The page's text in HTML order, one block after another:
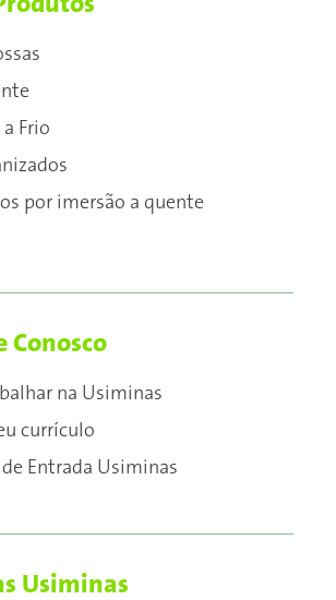
Frio
por imersão a quente
Conosco
na Usiminas
currículo
Entrada Usiminas
Usiminas